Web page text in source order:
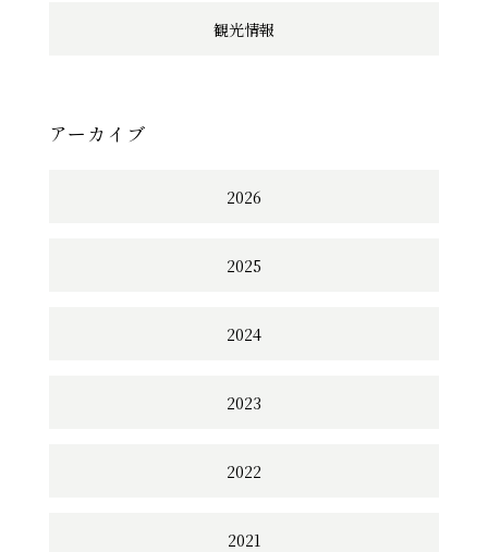
観光情報
アーカイブ
2026
2025
2024
2023
2022
2021